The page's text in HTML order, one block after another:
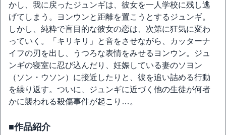
かし、我に戻ったジュンギは、彼女を一人学校に残し逃
げてしまう。ヨンウンと距離を置こうとするジュンギ。
しかし、純粋で盲目的な彼女の恋は、次第に狂気に変わ
っていく。「キリキリ」と音をさせながら、カッターナ
イフの刃を出し、うつろな表情をみせるヨンウン。ジュ
ンギの寝室に忍び込んだり、妊娠している妻のソヨン
（ソン・ウソン）に接近したりと、彼を追い詰める行動
を繰り返す。ついに、ジュンギに近づく他の生徒が何者
かに襲われる殺傷事件が起こり…。
■作品紹介